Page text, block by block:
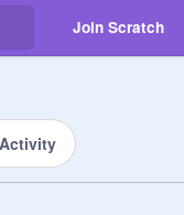
Join Scratch
Activity